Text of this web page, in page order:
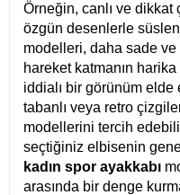
Örneğin, canlı ve
özgün desenlerle
modelleri, daha sade
hareket katmanın
iddialı bir görünüm elde
tabanlı veya retro
modellerini tercih
seçtiğiniz elbisenin
kadın spor ayakkabı
arasında bir denge